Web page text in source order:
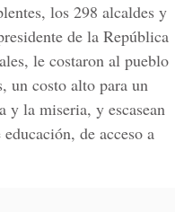
los 298 alcaldes y
de la República
le costaron al pueblo
un costo alto para un
y la miseria, y escasean
de acceso a